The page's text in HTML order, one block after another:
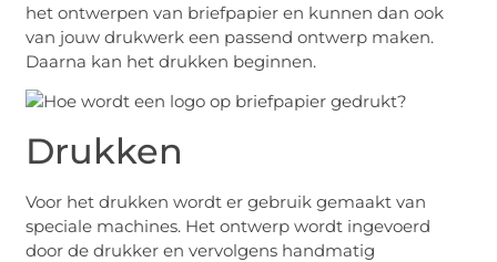
het ontwerpen van briefpapier en kunnen dan ook
van jouw drukwerk een passend ontwerp maken.
Daarna kan het drukken beginnen.
Drukken
Voor het drukken wordt er gebruik gemaakt van
speciale machines. Het ontwerp wordt ingevoerd
door de drukker en vervolgens handmatig